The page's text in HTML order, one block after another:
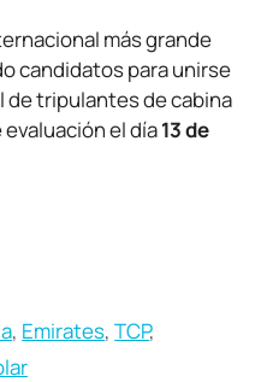
más grande
candidatos para unirse
de tripulantes de cabina
evaluaciónel día13 de
, Emirates,TCP,